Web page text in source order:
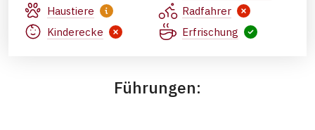
Haustiere
Radfahrer
Kinderecke
Erfrischung
Führungen: